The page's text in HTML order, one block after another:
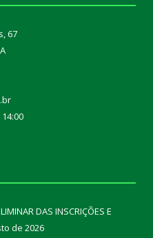
67
DAS INSCRIÇÕES E
de 2026